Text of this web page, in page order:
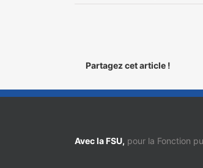
Partagez cet article !
Avec la FSU, pour la Fonction